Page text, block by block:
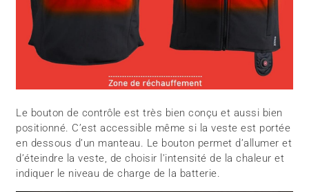
Le bouton de contrôle est très bien conçu et aussi bien
positionné. C’est accessible même si la veste est portée
en dessous d’un manteau. Le bouton permet d’allumer et
d’éteindre la veste, de choisir l’intensité de la chaleur et
indiquer le niveau de charge de la batterie.